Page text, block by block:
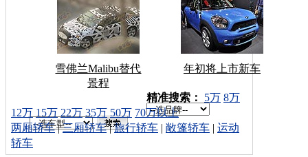
雪佛兰Malibu替代
景程
年初将上市新车
车型搜索：
精准搜索： 5万 8万
12万 15万 22万 35万 50万 70万以上
两厢轿车|三厢轿车|旅行轿车 | 敞篷轿车 | 运动
轿车